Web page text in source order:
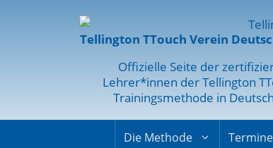
Tellington TTouch Verein
Offizielle Seite der
Lehrer*innen der Tellington
Trainingsmethode in
Die Methode Termine